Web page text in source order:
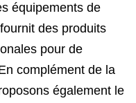
équipements de
des produits
pour de
complément de la
également le